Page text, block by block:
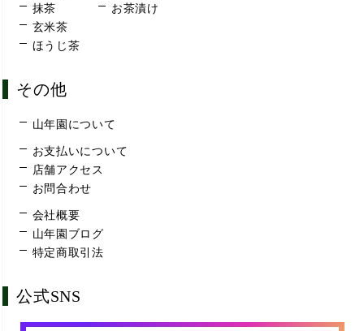
抹茶
玄米茶
ほうじ茶
お茶漬け
その他
山年園について
お支払いについて
店舗アクセス
お問合わせ
会社概要
山年園ブログ
特定商取引法
公式SNS